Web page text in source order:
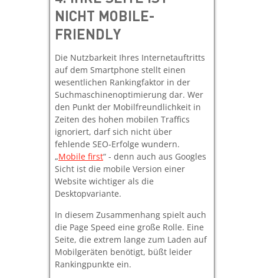
NICHT MOBILE-
FRIENDLY
Die Nutzbarkeit Ihres Internetauftritts
auf dem Smartphone stellt einen
wesentlichen Rankingfaktor in der
Suchmaschinenoptimierung dar. Wer
den Punkt der Mobilfreundlichkeit in
Zeiten des hohen mobilen Traffics
ignoriert, darf sich nicht über
fehlende SEO-Erfolge wundern.
„Mobile first“ - denn auch aus Googles
Sicht ist die mobile Version einer
Website wichtiger als die
Desktopvariante.
In diesem Zusammenhang spielt auch
die Page Speed eine große Rolle. Eine
Seite, die extrem lange zum Laden auf
Mobilgeräten benötigt, büßt leider
Rankingpunkte ein.